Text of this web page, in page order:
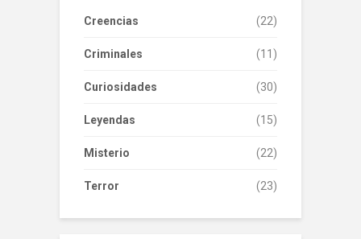
Creencias (22)
Criminales (11)
Curiosidades (30)
Leyendas (15)
Misterio (22)
Terror (23)